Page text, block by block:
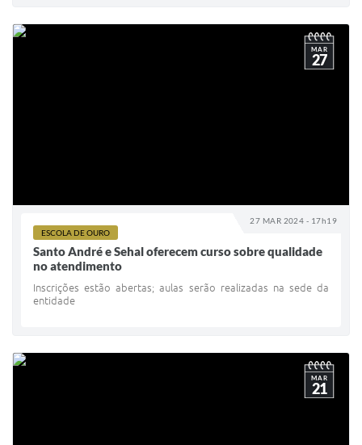
27 MAR 2024 - 17h19
MAR
27
ESCOLA DE OURO
Santo André e Sehal oferecem curso sobre qualidade
no atendimento
Inscrições estão abertas; aulas serão realizadas na sede da
entidade
MAR
21